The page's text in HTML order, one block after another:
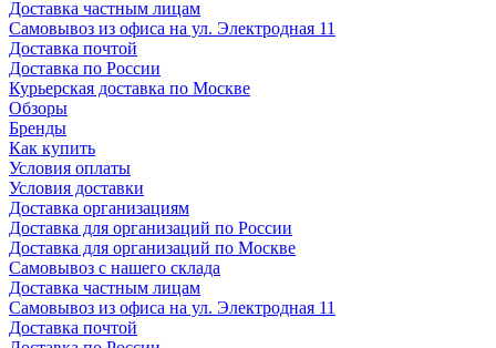
Доставка частным лицам
Самовывоз из офиса на ул. Электродная 11
Доставка почтой
Доставка по России
Курьерская доставка по Москве
Обзоры
Бренды
Как купить
Условия оплаты
Условия доставки
Доставка организациям
Доставка для организаций по России
Доставка для организаций по Москве
Самовывоз с нашего склада
Доставка частным лицам
Самовывоз из офиса на ул. Электродная 11
Доставка почтой